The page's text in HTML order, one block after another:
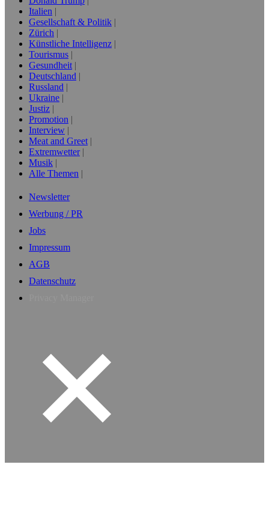
Italien
Gesellschaft & Politik
Zürich
Künstliche Intelligenz
Tourismus
Gesundheit
Deutschland
Russland
Ukraine
Justiz
Promotion
Interview
Meat and Greet
Extremwetter
Musik
Alle Themen
Newsletter
Werbung / PR
Jobs
Impressum
AGB
Datenschutz